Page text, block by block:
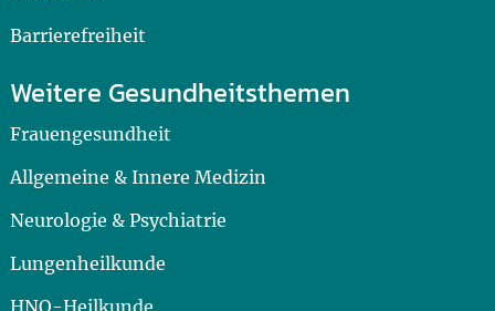
Barrierefreiheit
Weitere Gesundheitsthemen
Frauengesundheit
Allgemeine & Innere Medizin
Neurologie & Psychiatrie
Lungenheilkunde
HNO-Heilkunde